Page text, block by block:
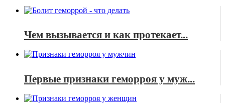
Чем вызывается и как протекает...
Первые признаки геморроя у муж...